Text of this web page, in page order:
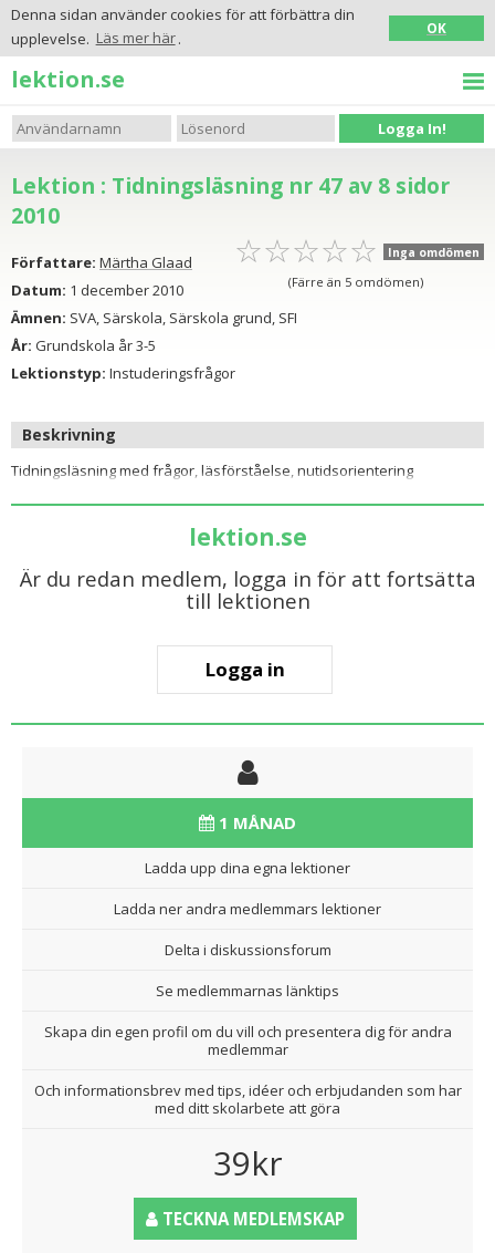
Denna sidan använder cookies för att förbättra din
upplevelse. Läs mer här.
OK
lektion.se
Logga In!
Lektion : Tidningsläsning nr 47 av 8 sidor
2010
☆☆☆☆☆
★★★★★ Inga omdömen
(Färre än 5 omdömen)
Författare: Märtha Glaad
Datum: 1 december 2010
Ämnen: SVA, Särskola, Särskola grund, SFI
År: Grundskola år 3-5
Lektionstyp: Instuderingsfrågor
Beskrivning
Tidningsläsning med frågor, läsförståelse, nutidsorientering
lektion.se
Är du redan medlem, logga in för att fortsätta
till lektionen
Logga in
1 MÅNAD
Ladda upp dina egna lektioner
Ladda ner andra medlemmars lektioner
Delta i diskussionsforum
Se medlemmarnas länktips
Skapa din egen profil om du vill och presentera dig för andra
medlemmar
Och informationsbrev med tips, idéer och erbjudanden som har
med ditt skolarbete att göra
39kr
TECKNA MEDLEMSKAP